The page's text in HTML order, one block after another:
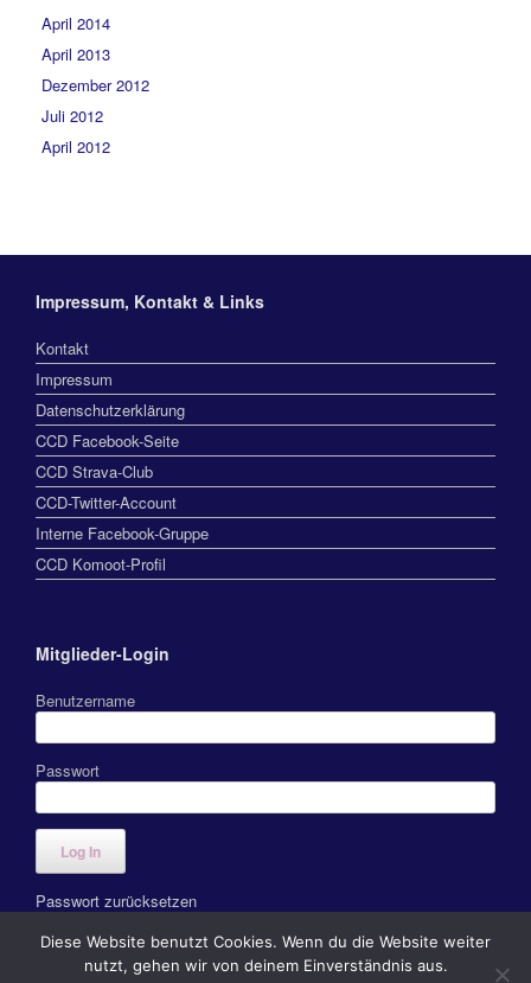
April 2014
April 2013
Dezember 2012
Juli 2012
April 2012
Impressum, Kontakt & Links
Kontakt
Impressum
Datenschutzerklärung
CCD Facebook-Seite
CCD Strava-Club
CCD-Twitter-Account
Interne Facebook-Gruppe
CCD Komoot-Profil
Mitglieder-Login
Benutzername
Passwort
Passwort zurücksetzen
Diese Website benutzt Cookies. Wenn du die Website weiter
nutzt, gehen wir von deinem Einverständnis aus.